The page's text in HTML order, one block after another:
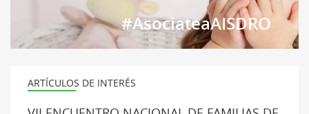
#AsociateaAISDRO
ARTÍCULOS DE INTERÉS